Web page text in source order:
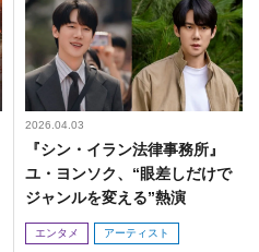
2026.04.03
『シン・イラン法律事務所』
ユ・ヨンソク、“眼差しだけで
ジャンルを変える”熱演
エンタメ アーティスト